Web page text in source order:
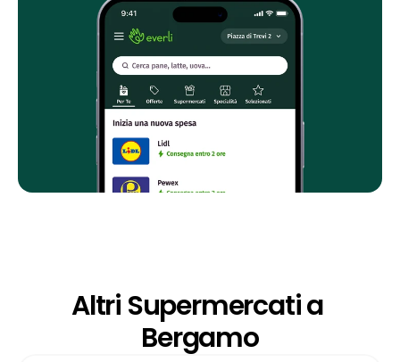
Altri Supermercati a
Bergamo